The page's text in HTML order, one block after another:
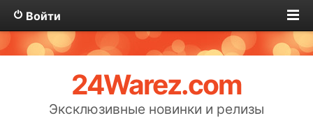
Войти
24Warez.com
Эксклюзивные новинки и релизы